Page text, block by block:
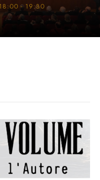
- 19:30